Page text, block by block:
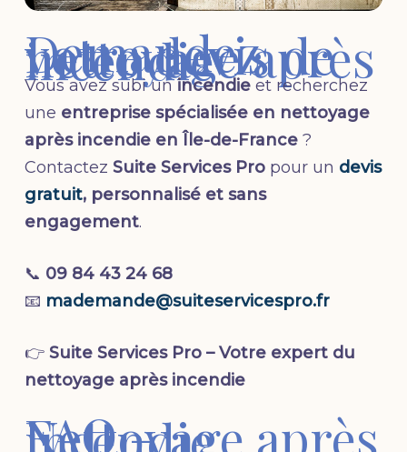
Demandez
votre devis de
nettoyage après
incendie
Vous avez subi unincendieet recherchez
une entreprise spécialisée en nettoyage
après incendie en Île-de-France?
Contactez Suite Services Propour un devis
gratuit, personnalisé et sans
engagement.
📞 09 84 43 24 68
📧 mademande@suiteservicespro.fr
👉 Suite Services Pro – Votre expert du
nettoyage après incendie
FAQ –
Nettoyage après